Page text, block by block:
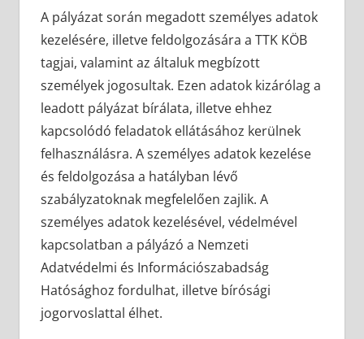
A pályázat során megadott személyes adatok
kezelésére, illetve feldolgozására a TTK KÖB
tagjai, valamint az általuk megbízott
személyek jogosultak. Ezen adatok kizárólag a
leadott pályázat bírálata, illetve ehhez
kapcsolódó feladatok ellátásához kerülnek
felhasználásra. A személyes adatok kezelése
és feldolgozása a hatályban lévő
szabályzatoknak megfelelően zajlik. A
személyes adatok kezelésével, védelmével
kapcsolatban a pályázó a Nemzeti
Adatvédelmi és Információszabadság
Hatósághoz fordulhat, illetve bírósági
jogorvoslattal élhet.